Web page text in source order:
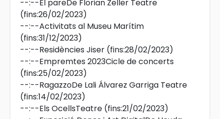
--:--El pareDe Florian Zeller Teatre
(fins:26/02/2023)
--:--Activitats al Museu Marítim
(fins:31/12/2023)
--:--Residències Jiser (fins:28/02/2023)
--:--Empremtes 2023Cicle de concerts
(fins:25/02/2023)
--:--RagazzoDe Lali Álvarez Garriga Teatre
(fins:14/02/2023)
--:--Els OcellsTeatre (fins:21/02/2023)